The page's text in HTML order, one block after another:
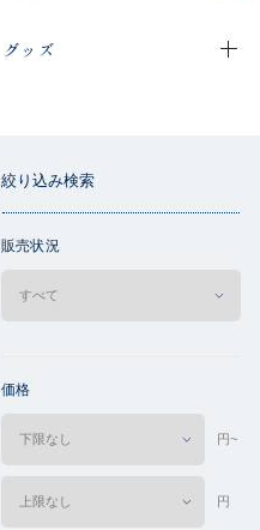
グッズ
絞り込み検索
販売状況
価格
円~
円